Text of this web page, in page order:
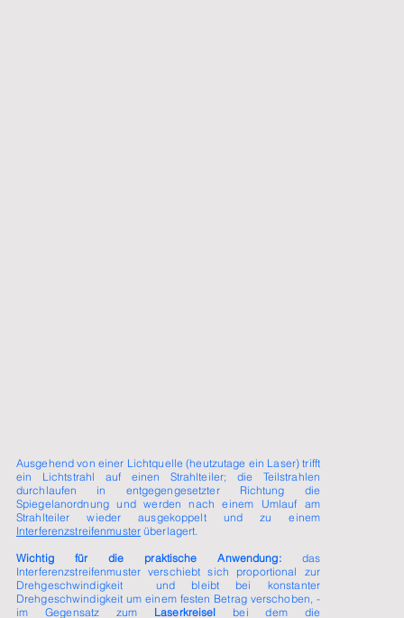
Ausgehend von einer Lichtquelle (heutzutage ein Laser) trifft
ein Lichtstrahl auf einen Strahlteiler; die Teilstrahlen
durchlaufen in entgegengesetzter Richtung die
Spiegelanordnung und werden nach einem Umlauf am
Strahlteiler wieder ausgekoppelt und zu einem
Interferenzstreifenmuster überlagert.
Wichtig für die praktische Anwendung:das
Interferenzstreifenmuster verschiebt sich proportional zur
Drehgeschwindigkeit und bleibt bei konstanter
Drehgeschwindigkeit um einem festen Betrag verschoben, -
im Gegensatz zum Laserkreisel bei dem die